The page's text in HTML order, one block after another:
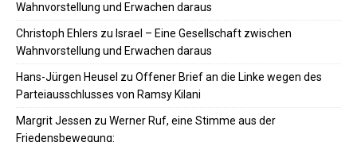
Wahnvorstellung und Erwachen daraus
Christoph Ehlers zu Israel – Eine Gesellschaft zwischen
Wahnvorstellung und Erwachen daraus
Hans-Jürgen Heusel zu Offener Brief an die Linke wegen des
Parteiausschlusses von Ramsy Kilani
Margrit Jessen zu Werner Ruf, eine Stimme aus der
Friedensbewegung: